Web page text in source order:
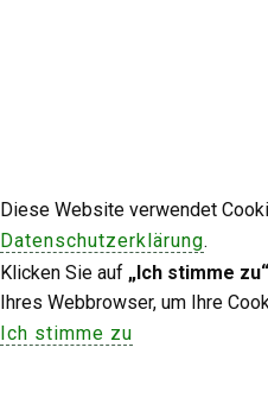
Diese Website verwendet
Datenschutzerklärung.
Klicken Sie auf „Ich stimme zu“
Ihres Webbrowser, um Ihre
Ich stimme zu